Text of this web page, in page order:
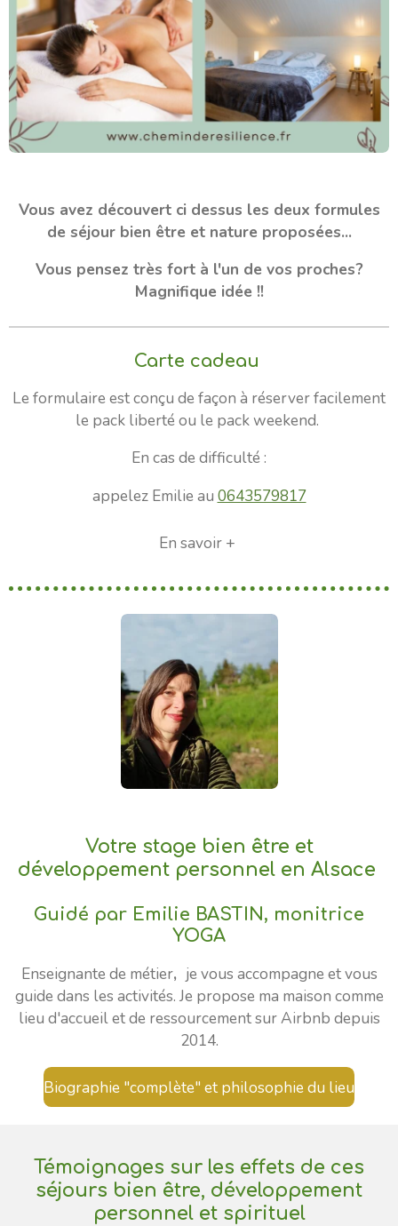
Vous avez découvert ci dessus les deux formules
de séjour bien être et nature proposées...
Vous pensez très fort à l'un de vos proches?
Magnifique idée !!
Carte cadeau
Le formulaire est conçu de façon à réserver facilement
le pack liberté ou le pack weekend.
En cas de difficulté :
appelez Emilie au 0643579817
En savoir +
Votre stage bien être et
développement personnel en Alsace
Guidé par Emilie BASTIN, monitrice
YOGA
Enseignante de métier, je vous accompagne et vous
guide dans les activités. Je propose ma maison comme
lieu d'accueil et de ressourcement sur Airbnb depuis
2014.
Biographie "complète" et philosophie du lieu
Témoignages sur les effets de ces
séjours bien être, développement
personnel et spirituel